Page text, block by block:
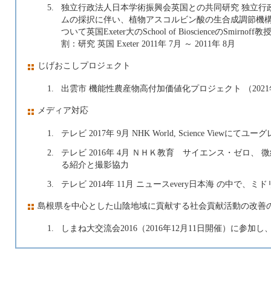
5.
独立行政法人日本学術振興会英国との共同研究 独立
ムの採択に伴い、植物アスコルビン酸の生合成調節
ついて英国Exeter大のSchool of BioscienceのSmirnoff
割：研究 英国 Exeter 2011年 7月 ～ 2011年 8月
じげおこしプロジェクト
1. 出雲市 機能性農産物高付加価値化プロジェクト （
メディア対応
1.
テレビ 2017年 9月 NHK World, Science Viewにてユー
2.
テレビ 2016年 4月 ＮＨＫ教育 サイエンス・ゼロ、
る紹介と撮影協力
3.
テレビ 2014年 11月 ニュースevery日本海 の中で、ミ
島根県を中心とした山陰地域に貢献する社会貢献活動の改善
1. しまね大交流会2016（2016年12月11日開催）に参加